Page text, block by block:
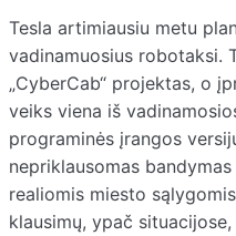
Tesla artimiausiu metu
vadinamuosius robotaksi.
„CyberCab“ projektas, o
veiks viena iš
programinės įrangos
nepriklausomas
realiomis miesto
klausimų, ypač